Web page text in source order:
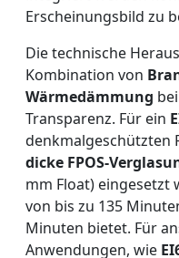
Erscheinungsbild zu
Die technische
Kombination von
Wärmedämmung
Transparenz. Für ein
denkmalgeschützten
dicke FPOS-
mm Float) eingesetzt
von bis zu 135
Minuten bietet. Für
Anwendungen, wie